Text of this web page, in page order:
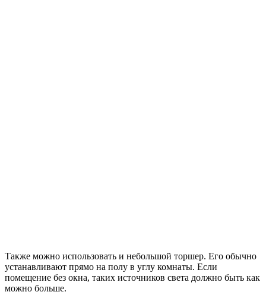
Также можно использовать и небольшой торшер. Его обычно
устанавливают прямо на полу в углу комнаты. Если
помещение без окна, таких источников света должно быть как
можно больше.